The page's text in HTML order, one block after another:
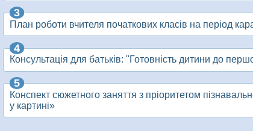
План роботи вчителя початкових класів на період
Консультація для батьків: "Готовність дитини до
Конспект сюжетного заняття з пріоритетом
у картині»